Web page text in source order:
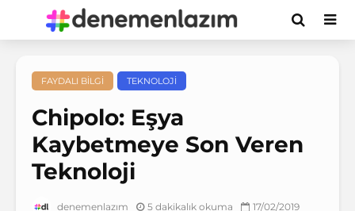
FAYDALI BILGI TEKNOLOJI
Chipolo: Eşya
Kaybetmeye Son Veren
Teknoloji
denemenlazım 5 dakikalık okuma 17/02/2019